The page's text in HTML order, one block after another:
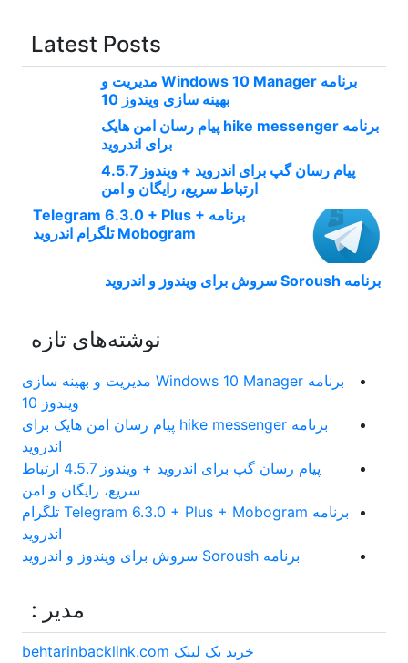
Latest Posts
برنامه Windows 10 Manager مدیریت و
بهینه سازی ویندوز 10
برنامه hike messenger پیام‌ رسان‌ امن هایک
برای اندروید
پیام رسان گپ برای اندروید + ویندوز 4.5.7
ارتباط سریع، رایگان و امن
برنامه Telegram 6.3.0 + Plus +
Mobogram تلگرام اندروید
برنامه Soroush سروش برای ویندوز و اندروید
نوشته‌های تازه
برنامه Windows 10 Manager مدیریت و بهینه سازی
ویندوز 10
برنامه hike messenger پیام‌ رسان‌ امن هایک برای
اندروید
پیام رسان گپ برای اندروید + ویندوز 4.5.7 ارتباط
سریع، رایگان و امن
برنامه Telegram 6.3.0 + Plus + Mobogram تلگرام
اندروید
برنامه Soroush سروش برای ویندوز و اندروید
مدیر :
خرید بک لینک behtarinbacklink.com